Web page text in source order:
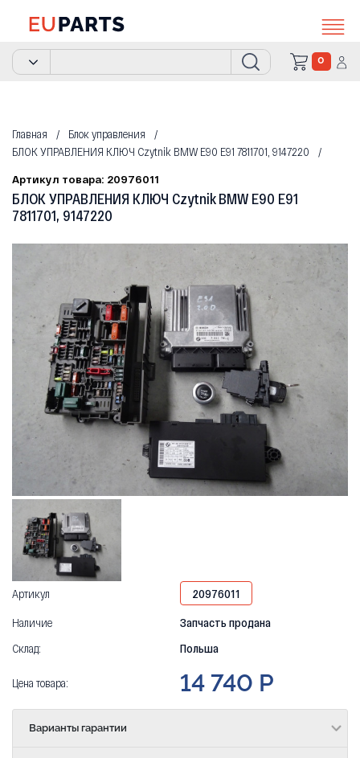
0
Главная
Блок управления
БЛОК УПРАВЛЕНИЯ КЛЮЧ Czytnik BMW E90 E91 7811701, 9147220
Артикул товара: 20976011
БЛОК УПРАВЛЕНИЯ КЛЮЧ Czytnik BMW E90 E91
7811701, 9147220
Артикул
20976011
Наличие
Запчасть продана
Склад:
Польша
Цена товара: 14 740 Р
Варианты гарантии